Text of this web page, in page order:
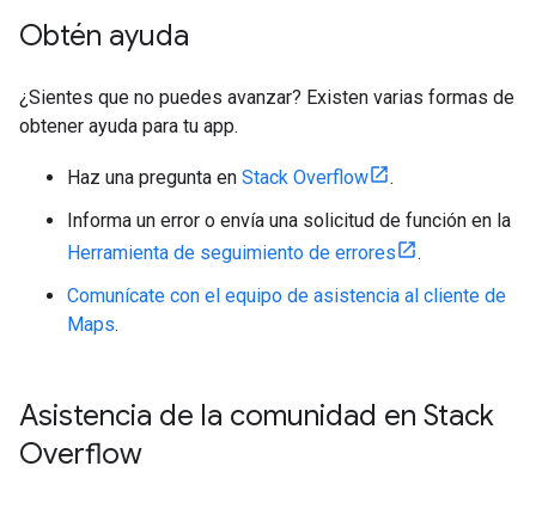
Obtén ayuda
¿Sientes que no puedes avanzar? Existen varias formas de
obtener ayuda para tu app.
Haz una pregunta en Stack Overflow
.
Informa un error o envía una solicitud de función en la
Herramienta de seguimiento de errores
.
Comunícate con el equipo de asistencia al cliente de
Maps.
Asistencia de la comunidad en Stack
Overflow